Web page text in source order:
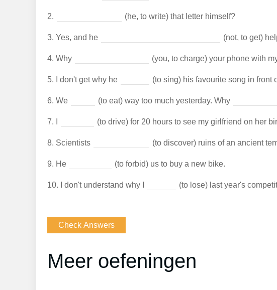
2. (he, to write) that letter himself?
3. Yes, and he (not, to get)
4. Why (you, to charge) your phone with
5. I don't get why he (to sing) his favourite song in front
6. We (to eat) way too much yesterday. Why
7. (to drive) for 20 hours to see my girlfriend on her
8. Scientists (to discover) ruins of an ancient
9. He (to forbid) us to buy a new bike.
10. I don't understand why I (to lose) last year's
Meer oefeningen